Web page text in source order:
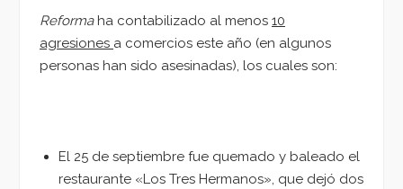
Reformaha contabilizado al menos 10
agresiones a comercios este año (en algunos
personas han sido asesinadas), los cuales son:
El 25 de septiembre fue quemado y baleado el
restaurante «Los Tres Hermanos», que dejó dos